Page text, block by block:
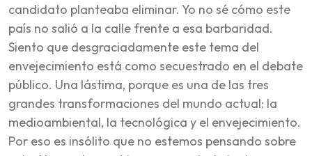
candidato planteaba eliminar. Yo no sé cómo este
país no salió a la calle frente a esa barbaridad.
Siento que desgraciadamente este tema del
envejecimiento está como secuestrado en el debate
público. Una lástima, porque es una de las tres
grandes transformaciones del mundo actual: la
medioambiental, la tecnológica y el envejecimiento.
Por eso es insólito que no estemos pensando sobre